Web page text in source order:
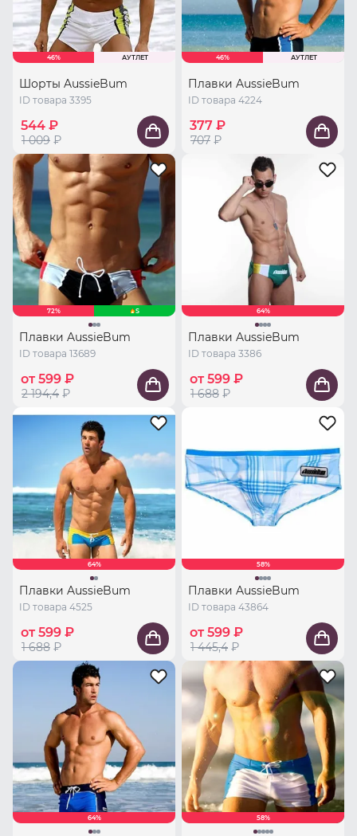
46% АУТЛЕТ
Шорты AussieBum
ID товара 3395
544 ₽
1 009 ₽
46% АУТЛЕТ
Плавки AussieBum
ID товара 4224
377 ₽
707 ₽
72% S
Плавки AussieBum
ID товара 13689
от 599 ₽
2 194,4 ₽
64%
Плавки AussieBum
ID товара 3386
от 599 ₽
1 688 ₽
64%
Плавки AussieBum
ID товара 4525
от 599 ₽
1 688 ₽
58%
Плавки AussieBum
ID товара 43864
от 599 ₽
1 445,4 ₽
64% 58%